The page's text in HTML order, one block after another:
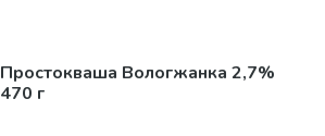
Простокваша Вологжанка 2,7%
470 г